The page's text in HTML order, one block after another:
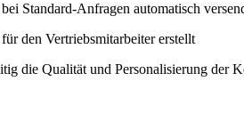
Standard-Anfragen automatisch
den Vertriebsmitarbeiter erstellt
die Qualität und Personalisierung der